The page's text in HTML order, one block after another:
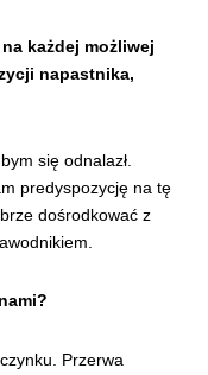
każdej możliwej
napastnika,
się odnalazł.
predyspozycję na tę
dośrodkować z
Przerwa